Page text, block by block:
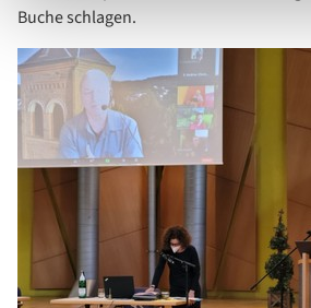
Buche schlagen.